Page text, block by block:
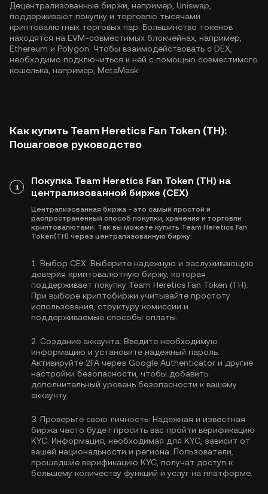
Децентрализованные биржи, например, Uniswap,
поддерживают покупку и торговлю тысячами
криптовалютных торговых пар. Большинство токенов
находятся на EVM-совместимых блокчейнах, например,
Ethereum и Polygon . Чтобы взаимодействовать с DEX,
необходимо подключиться к ней с помощью совместимого
кошелька, например, MetaMask.
Как купить Team Heretics Fan Token (TH):
Пошаговое руководство
1
Покупка Team Heretics Fan Token (TH) на
централизованной бирже (CEX)
Централизованная биржа - это самый простой и
распространенный способ покупки, хранения и торговли
криптовалютами. Так вы можете купить Team Heretics Fan
Token(TH) через централизованную биржу:
1. Выбор CEX: Выберите надежную и заслуживающую
доверия криптовалютную биржу, которая
поддерживает покупку Team Heretics Fan Token (TH).
При выборе криптобиржи учитывайте простоту
использования, структуру комиссии и
поддерживаемые способы оплаты.
2. Создание аккаунта: Введите необходимую
информацию и установите надежный пароль.
Активируйте 2FA через Google Authenticator и другие
настройки безопасности, чтобы добавить
дополнительный уровень безопасности к вашему
аккаунту.
3. Проверьте свою личность: Надежная и известная
биржа часто будет просить вас пройти верификацию
KYC . Информация, необходимая для KYC, зависит от
вашей национальности и региона. Пользователи,
прошедшие верификацию KYC, получат доступ к
большему количеству функций и услуг на платформе.